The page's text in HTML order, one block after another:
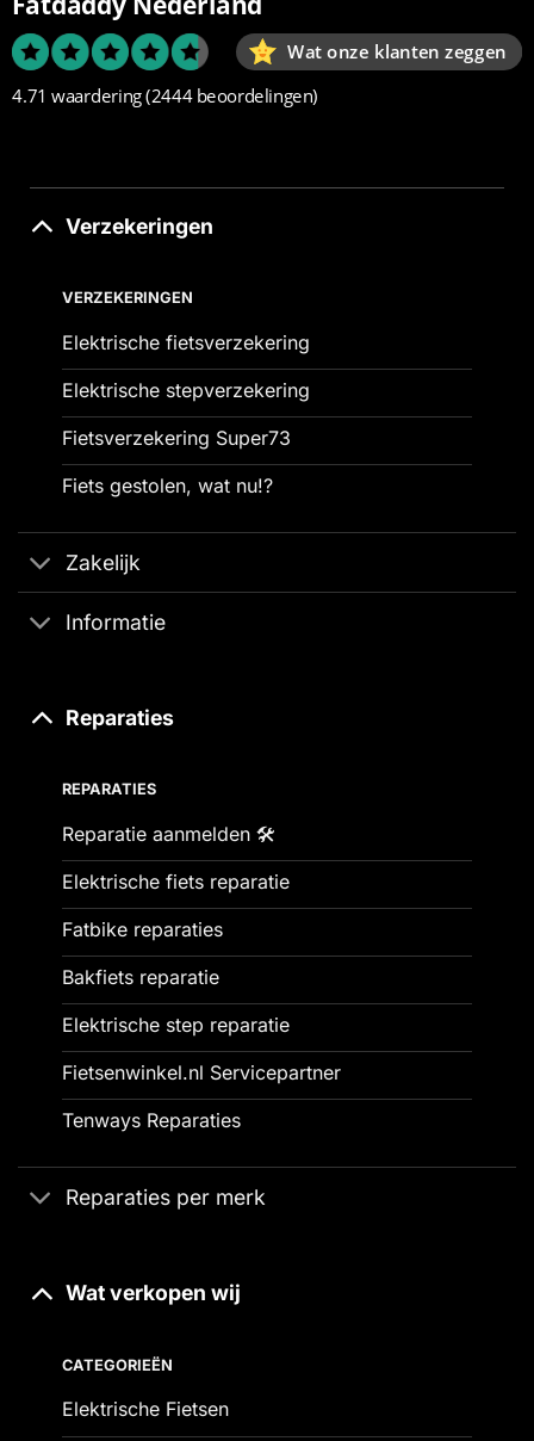
Wat onze klanten zeggen
4.71 waardering(2444 beoordelingen)
Verzekeringen
VERZEKERINGEN
Elektrische fietsverzekering
Elektrische stepverzekering
Fietsverzekering Super73
Fiets gestolen, wat nu!?
Zakelijk
Informatie
Reparaties
REPARATIES
Reparatie aanmelden 🛠️
Elektrische fiets reparatie
Fatbike reparaties
Bakfiets reparatie
Elektrische step reparatie
Fietsenwinkel.nl Servicepartner
Tenways Reparaties
Reparaties per merk
Wat verkopen wij
CATEGORIEËN
Elektrische Fietsen